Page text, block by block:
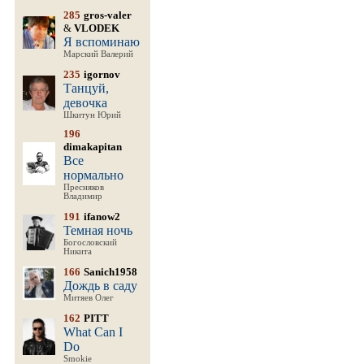
285 gros-valer
& VLODEK
Я вспоминаю
Марский Валерий
235 igornov
Танцуй,
девочка
Шкитун Юрий
196
dimakapitan
Все
нормально
Пресняков
Владимир
191 ifanow2
Темная ночь
Богословский
Никита
166 Sanich1958
Дождь в саду
Митяев Олег
162 PITT
What Can I
Do
Smokie